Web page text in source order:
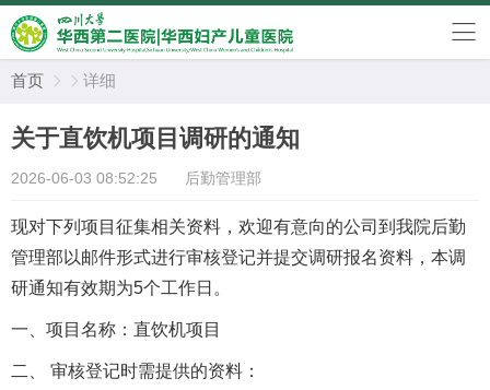
首页   详细
关于直饮机项目调研的通知
2026-06-03 08:52:25 后勤管理部
现对下列项目征集相关资料，欢迎有意向的公司到我院后勤
管理部以邮件形式进行审核登记并提交调研报名资料，本调
研通知有效期为5个工作日。
一、 项目名称： 直饮机项目
二、 审核登记时需提供的资料：